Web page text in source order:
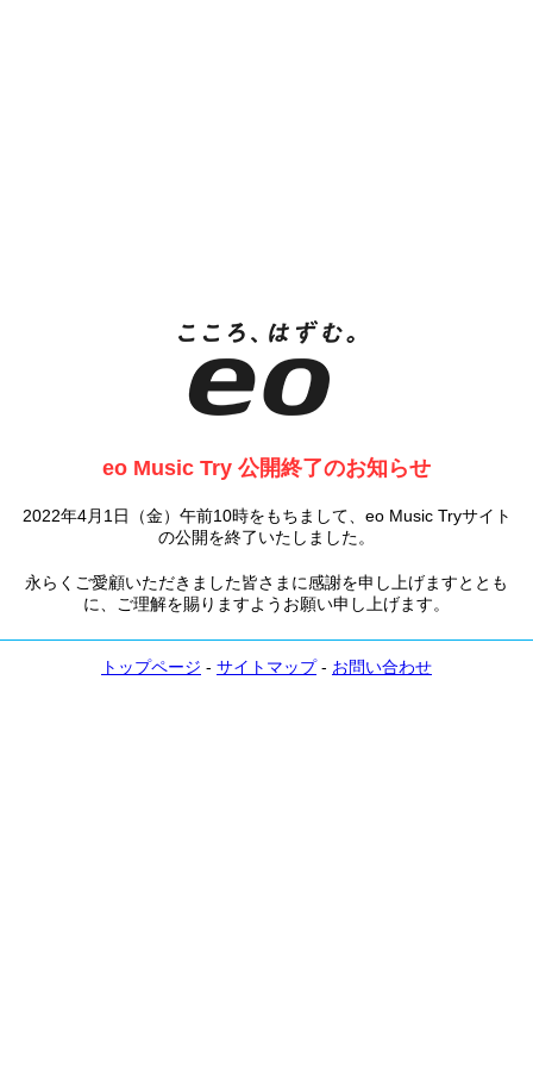
eo Music Try 公開終了のお知らせ
2022年4月1日（金）午前10時をもちまして、eo Music Tryサイト
の公開を終了いたしました。
永らくご愛顧いただきました皆さまに感謝を申し上げますととも
に、ご理解を賜りますようお願い申し上げます。
トップページ - サイトマップ- お問い合わせ